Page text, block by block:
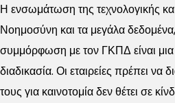
Η ενσωμάτωση της τεχνολογικής
Νοημοσύνη και τα μεγάλα
συμμόρφωση με τον ΓΚΠΔ είναι
διαδικασία. Οι εταιρείες πρέπει να
τους για καινοτομία δεν θέτει σε